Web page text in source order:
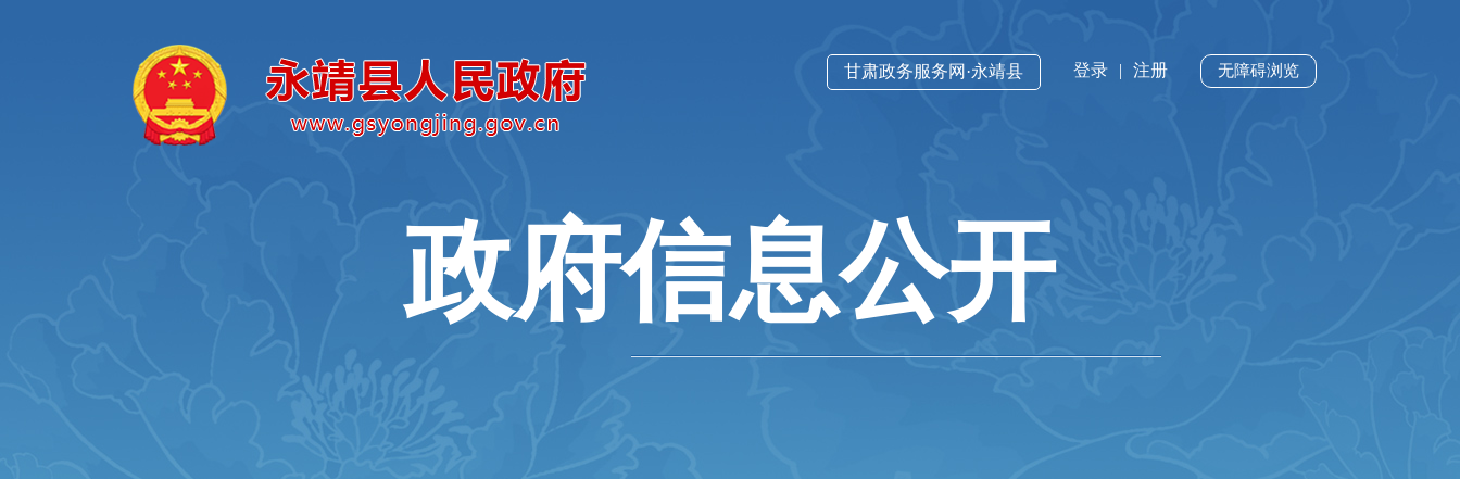
无障碍浏览
登录 | 注册
甘肃政务服务网·永靖县
政府信息公开